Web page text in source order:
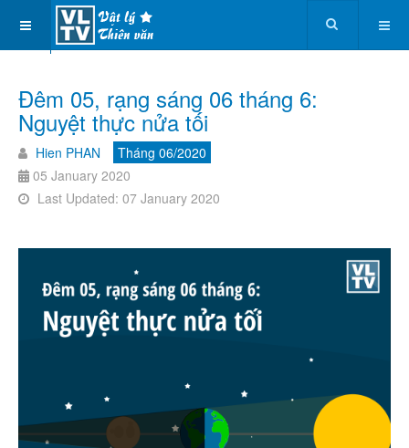
Đêm 05, rạng sáng 06 tháng 6:
Nguyệt thực nửa tối
Hien PHAN
Tháng 06/2020
05 January 2020
Last Updated: 07 January 2020